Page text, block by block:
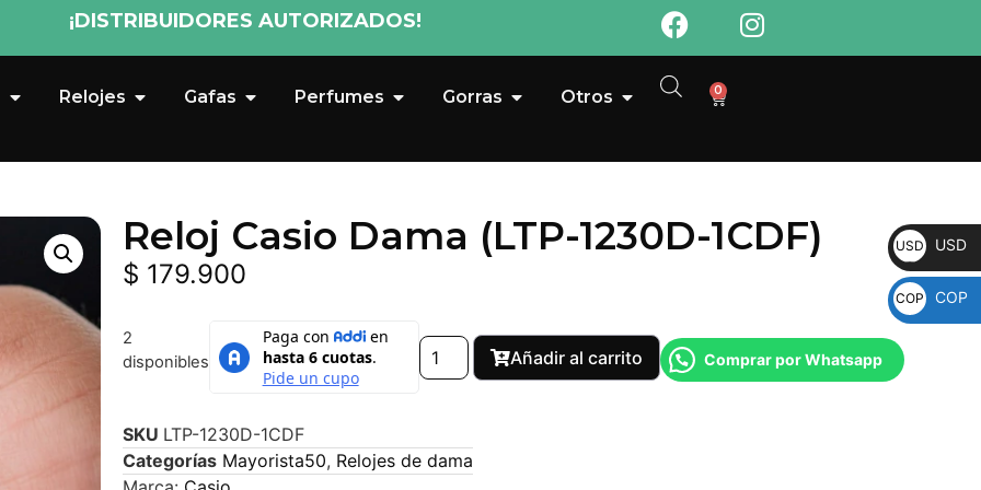
¡DISTRIBUIDORES AUTORIZADOS!
Relojes Gafas Perfumes Gorras Otros 0
Reloj Casio Dama (LTP-1230D-1CDF)
$ 179.900
2
disponibles
Añadir al carrito Comprar por Whatsapp
SKU LTP-1230D-1CDF
Categorías Mayorista50, Relojes de dama
USD USD
COP COP